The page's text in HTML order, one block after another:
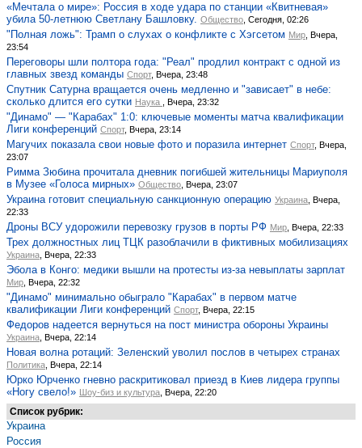
«Мечтала о мире»: Россия в ходе удара по станции «Квитневая»
убила 50-летнюю Светлану Башловку. Общество , Сегодня, 02:26
"Полная ложь": Трамп о слухах о конфликте с Хэгсетом Мир , Вчера,
23:54
Переговоры шли полтора года: "Реал" продлил контракт с одной из
главных звезд команды Спорт, Вчера, 23:48
Спутник Сатурна вращается очень медленно и "зависает" в небе:
сколько длится его сутки Наука , Вчера, 23:32
"Динамо" — "Карабах" 1:0: ключевые моменты матча квалификации
Лиги конференций Спорт, Вчера, 23:14
Магучих показала свои новые фото и поразила интернет Спорт, Вчера,
23:07
Римма Зюбина прочитала дневник погибшей жительницы Мариуполя
в Музее «Голоса мирных» Общество , Вчера, 23:07
Украина готовит специальную санкционную операцию Украина , Вчера,
22:33
Дроны ВСУ удорожили перевозку грузов в порты РФ Мир , Вчера, 22:33
Трех должностных лиц ТЦК разоблачили в фиктивных мобилизациях
Украина , Вчера, 22:33
Эбола в Конго: медики вышли на протесты из-за невыплаты зарплат
Мир , Вчера, 22:32
"Динамо" минимально обыграло "Карабах" в первом матче
квалификации Лиги конференций Спорт, Вчера, 22:15
Федоров надеется вернуться на пост министра обороны Украины
Украина , Вчера, 22:14
Новая волна ротаций: Зеленский уволил послов в четырех странах
Политика , Вчера, 22:14
Юрко Юрченко гневно раскритиковал приезд в Киев лидера группы
«Ногу свело!» Шоу-биз и культура , Вчера, 22:20
Список рубрик:
Украина
Россия